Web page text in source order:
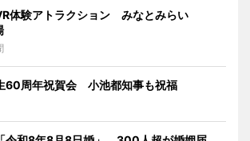
体験アトラクション みなとみらい
60周年祝賀会 小池都知事も祝福